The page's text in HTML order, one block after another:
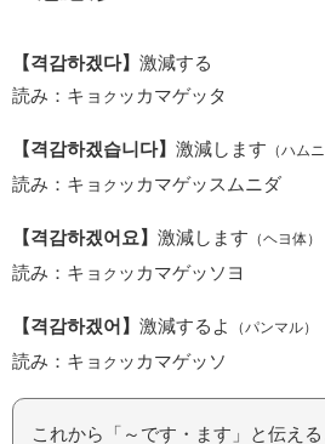
【격감하겠다】 激減する
読み：キョ ク ッカマゲッタ
【격감하겠습니다】 激減します （ハム
読み：キョ ク ッカマゲッスムニダ
【격감하겠어요】 激減します （ヘヨ体）
読み：キョ ク ッカマゲッソヨ
【격감하겠어】 激減するよ （パンマル）
読み：キョ ク ッカマゲッソ
これから「～です・ます」と伝える